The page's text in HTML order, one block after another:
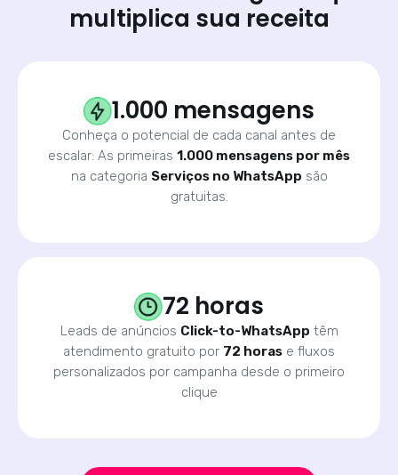
multiplica sua receita
1.000 mensagens
Conheça o potencial de cada canal antes de
escalar: As primeiras 1.000 mensagens por mês
na categoria Serviços no WhatsApp são
gratuitas.
72 horas
Leads de anúncios Click-to-WhatsApp têm
atendimento gratuito por 72 horas e fluxos
personalizados por campanha desde o primeiro
clique